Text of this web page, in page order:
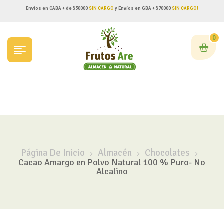
Envíos en CABA + de $50000SIN CARGO y Envíos en GBA + $70000 SIN CARGO!
0
Página De Inicio Almacén Chocolates
Cacao Amargo en Polvo Natural 100 % Puro- No
Alcalino